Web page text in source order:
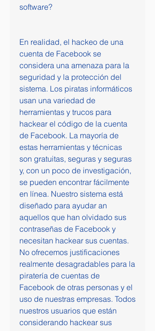
software?
En realidad, el hackeo de una
cuenta de Facebook se
considera una amenaza para la
seguridad y la protección del
sistema. Los piratas informáticos
usan una variedad de
herramientas y trucos para
hackear el código de la cuenta
de Facebook. La mayoría de
estas herramientas y técnicas
son gratuitas, seguras y seguras
y, con un poco de investigación,
se pueden encontrar fácilmente
en línea. Nuestro sistema está
diseñado para ayudar an
aquellos que han olvidado sus
contraseñas de Facebook y
necesitan hackear sus cuentas.
No ofrecemos justificaciones
realmente desagradables para la
piratería de cuentas de
Facebook de otras personas y el
uso de nuestras empresas. Todos
nuestros usuarios que están
considerando hackear sus